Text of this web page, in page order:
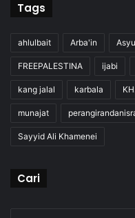
Tags
ahlulbait Arba'in
FREEPALESTINA ijabi
kang jalal karbala
munajat
Sayyid Ali Khamenei
Cari